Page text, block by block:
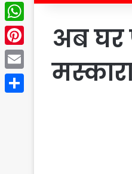
अब
Twitter
WhatsApp
Pinterest
Email